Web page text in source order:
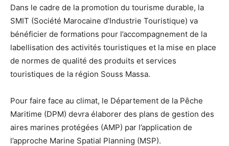
Dans le cadre de la promotion du tourisme durable, la
SMIT (Société Marocaine d’Industrie Touristique) va
bénéficier de formations pour l’accompagnement de la
labellisation des activités touristiques et la mise en place
de normes de qualité des produits et services
touristiques de la région Souss Massa.
Pour faire face au climat, le Département de la Pêche
Maritime (DPM) devra élaborer des plans de gestion des
aires marines protégées (AMP) par l’application de
l’approche Marine Spatial Planning (MSP).